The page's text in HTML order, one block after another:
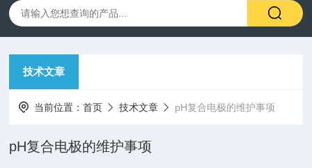
技术文章
当前位置：首页 技术文章 pH复合电极的维护事项
pH复合电极的维护事项